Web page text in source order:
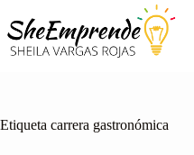
contenido
Etiqueta carrera gastronómica